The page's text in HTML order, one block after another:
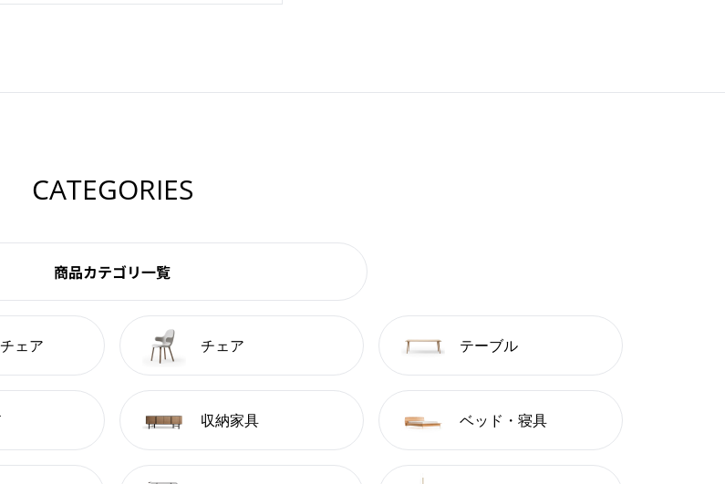
CATEGORIES
商品カテゴリ一覧
ェア チェア テーブル
収納家具 ベッド・寝具